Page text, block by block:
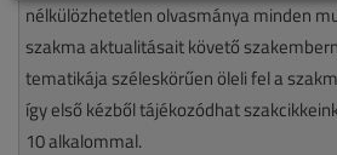
nélkülözhetetlen olvasmánya minden
szakma aktualitásait követő
tematikája széleskörűen öleli fel a
így első kézből tájékozódhat
10 alkalommal.